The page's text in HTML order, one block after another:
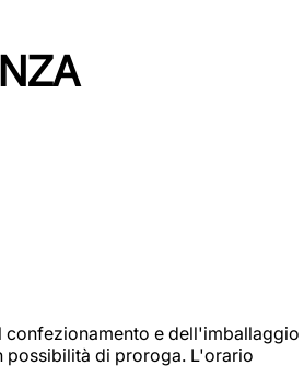
confezionamento e dell'imballaggio
possibilità di proroga. L'orario